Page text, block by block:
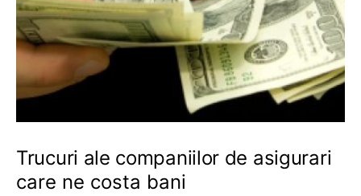
Trucuri ale companiilor de asigurari
care ne costa bani